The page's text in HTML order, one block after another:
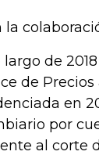
la
largo de
de
en
por
al corte